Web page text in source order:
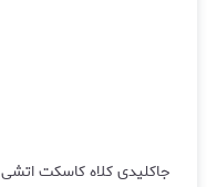
جاکلیدی کلاه کاسکت اتشی